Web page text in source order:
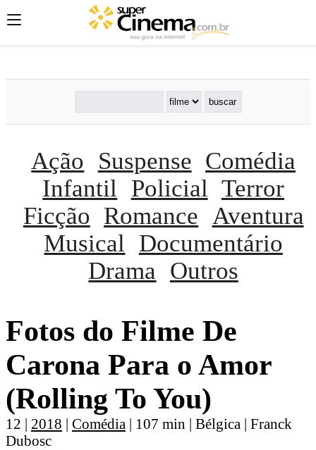
';';
Ação Suspense Comédia
Infantil
Policial Terror
Ficção Romance Aventura
Musical
Documentário
Drama
Outros
Fotos do Filme De
Carona Para o Amor
(Rolling To You)
12 | 2018 | Comédia | 107 min | Bélgica | Franck
Dubosc